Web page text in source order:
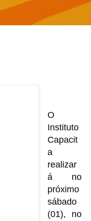
O
Instituto
Capacit
a
realizar
á no
próximo
sábado
(01), no